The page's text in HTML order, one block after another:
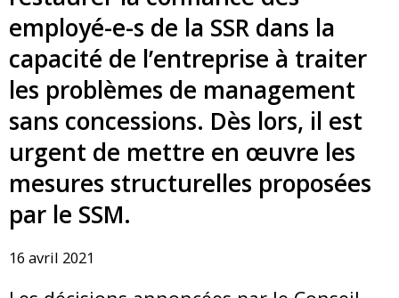
employé-e-s de la SSR dans la
capacité de l’entreprise à traiter
les problèmes de management
sans concessions. Dès lors, il est
urgent de mettre en œuvre les
mesures structurelles proposées
par le SSM.
16 avril 2021